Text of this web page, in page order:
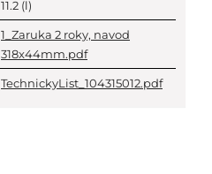
11.2 (l)
1_Zaruka 2 roky, navod
318x44mm.pdf
TechnickyList_104315012.pdf